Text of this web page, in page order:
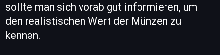
sollte man sich vorab gut informieren, um
den realistischen Wert der Münzen zu
kennen.